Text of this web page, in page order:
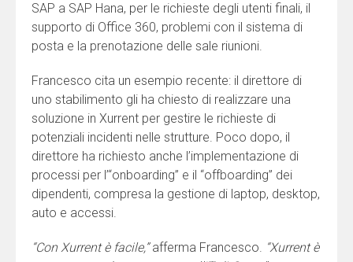
SAP a SAP Hana, per le richieste degli utenti finali, il
supporto di Office 360, problemi con il sistema di
posta e la prenotazione delle sale riunioni.
Francesco cita un esempio recente: il direttore di
uno stabilimento gli ha chiesto di realizzare una
soluzione in Xurrent per gestire le richieste di
potenziali incidenti nelle strutture. Poco dopo, il
direttore ha richiesto anche l’implementazione di
processi per l’“onboarding” e il “offboarding” dei
dipendenti, compresa la gestione di laptop, desktop,
auto e accessi.
“Con Xurrent è facile,”afferma Francesco. “Xurrent è